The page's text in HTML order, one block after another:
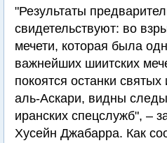
"Результаты
свидетельствуют: во
мечети, которая была
важнейших шиитских
покоятся останки
аль-Аскари, видны
иранских спецслужб", –
Хусейн Джабарра. Как